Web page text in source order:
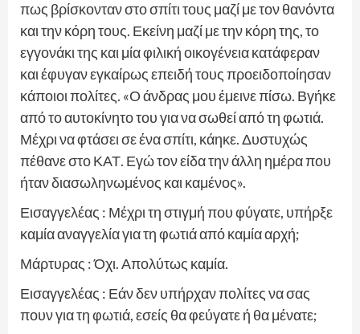
πως βρίσκονταν στο σπίτι τους μαζί με τον θανόντα
και την κόρη τους. Εκείνη μαζί με την κόρη της, το
εγγονάκι της και μία φιλική οικογένεια κατάφεραν
και έφυγαν εγκαίρως επειδή τους προειδοποίησαν
κάποιοι πολίτες. «Ο άνδρας μου έμεινε πίσω. Βγήκε
από το αυτοκίνητο του για να σωθεί από τη φωτιά.
Μέχρι να φτάσει σε ένα σπίτι, κάηκε. Δυστυχώς
πέθανε στο ΚΑΤ. Εγώ τον είδα την άλλη ημέρα που
ήταν διασωληνωμένος και καμένος».
Εισαγγελέας : Μέχρι τη στιγμή που φύγατε, υπήρξε
καμία αναγγελία για τη φωτιά από καμία αρχή;
Μάρτυρας : Όχι. Απολύτως καμία.
Εισαγγελέας : Εάν δεν υπήρχαν πολίτες να σας
πουν για τη φωτιά, εσείς θα φεύγατε ή θα μένατε;